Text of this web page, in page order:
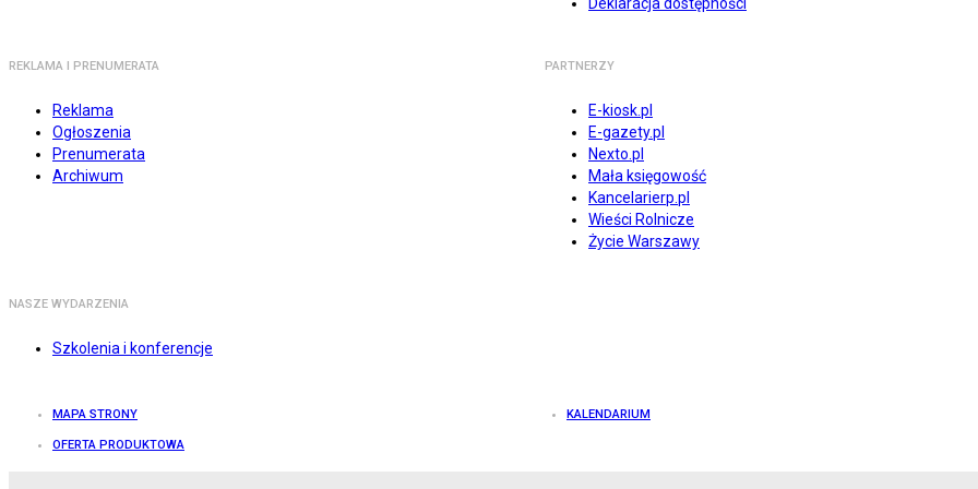
REKLAMA I PRENUMERATA
Reklama
Ogłoszenia
Prenumerata
Archiwum
PARTNERZY
E-kiosk.pl
E-gazety.pl
Nexto.pl
Mała księgowość
Kancelarierp.pl
Wieści Rolnicze
Życie Warszawy
NASZE WYDARZENIA
Szkolenia i konferencje
MAPA STRONY KALENDARIUM
OFERTA PRODUKTOWA